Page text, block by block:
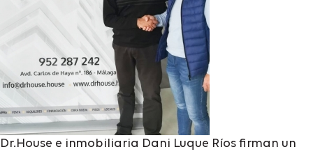
Dr.House e inmobiliaria Dani Luque Ríos firman un